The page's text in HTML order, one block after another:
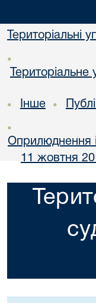
Територіальні
•
Територіальне
• Інше •
•
Оприлюднення
11 жовтня